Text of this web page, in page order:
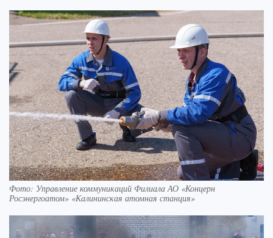
Фото: Управление коммуникаций Филиала АО «Концерн
Росэнергоатом» «Калининская атомная станция»